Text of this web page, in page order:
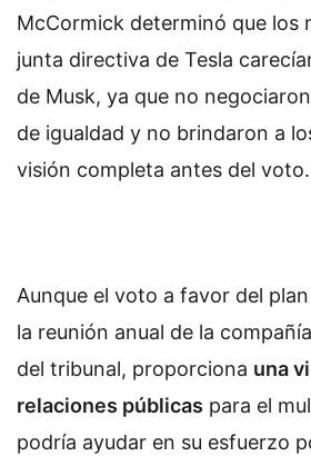
McCormick determinó que los
junta directiva de Tesla
de Musk, ya que no
de igualdad y no brindaron a
visión completa antes del voto.
Aunque el voto a favor del
la reunión anual de la
del tribunal, proporciona una
relaciones públicas para el
podría ayudar en su esfuerzo